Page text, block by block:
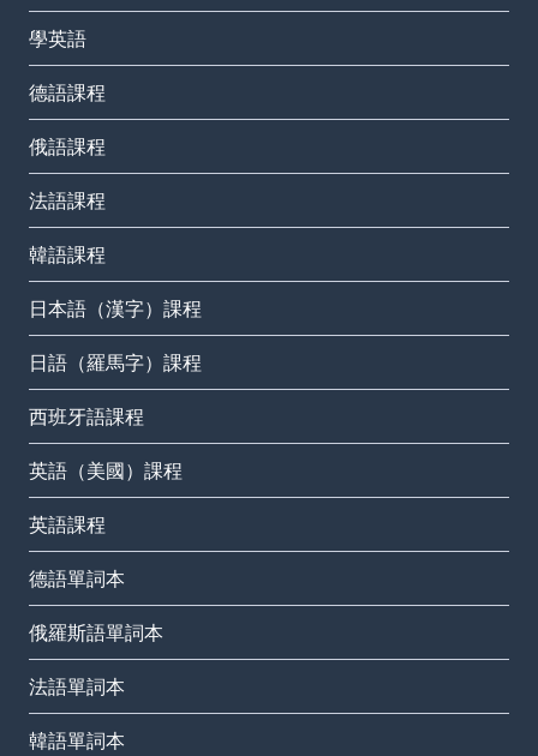
學英語
德語課程
俄語課程
法語課程
韓語課程
日本語（漢字）課程
日語（羅馬字）課程
西班牙語課程
英語（美國）課程
英語課程
德語單詞本
俄羅斯語單詞本
法語單詞本
韓語單詞本